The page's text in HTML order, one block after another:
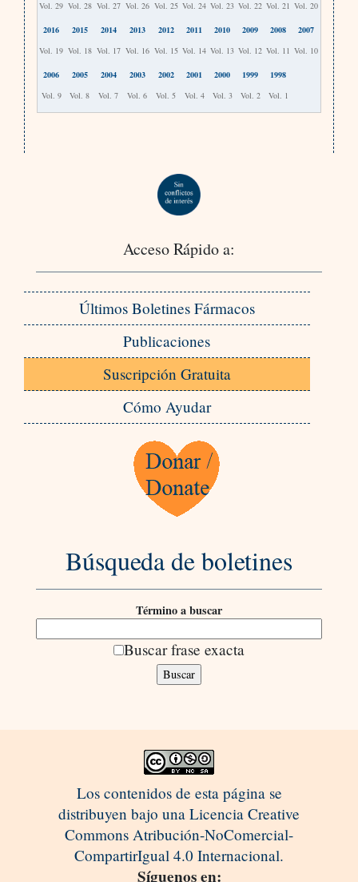
Vol. 29 Vol. 28 Vol. 27 Vol. 26 Vol. 25 Vol. 24 Vol. 23 Vol. 22 Vol. 21 Vol. 20
2016
Vol. 19
2015
Vol. 18
2014
Vol. 17
2013
Vol. 16
2012
Vol. 15
2011
Vol. 14
2010
Vol. 13
2009
Vol. 12
2008
Vol. 11
2007
Vol. 10
2006
Vol. 9
2005
Vol. 8
2004
Vol. 7
2003
Vol. 6
2002
Vol. 5
2001
Vol. 4
2000
Vol. 3
1999
Vol. 2
1998
Vol. 1
Acceso Rápido a:
Últimos Boletines Fármacos
Publicaciones
Suscripción Gratuita
Cómo Ayudar
Búsqueda de boletines
Término a buscar
Buscar frase exacta
Los contenidos de esta página se
distribuyen bajo una Licencia Creative
Commons Atribución-NoComercial-
CompartirIgual 4.0 Internacional.
Síguenos en: